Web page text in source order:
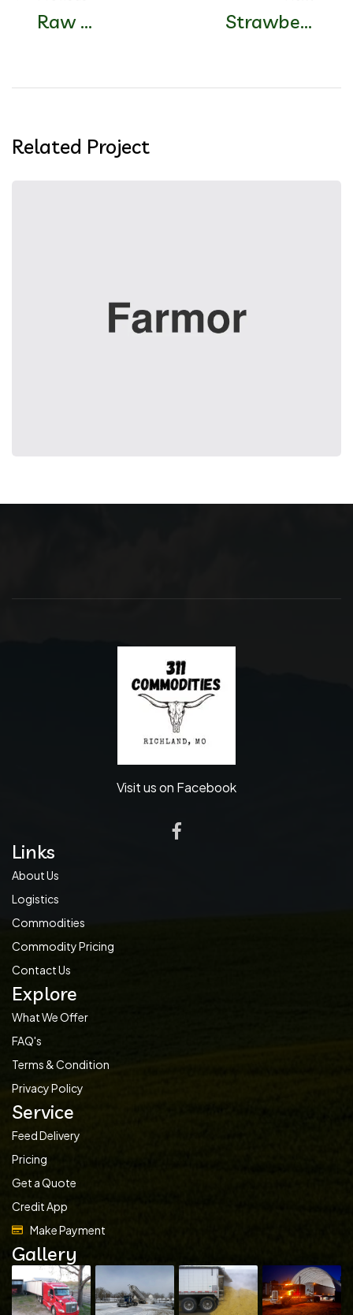
Raw
Strawberr
Related Project
It is a long established fact that reader will the
readable content
Visit us on Facebook
Links
About Us
Logistics
Commodities
Commodity Pricing
Contact Us
Explore
What We Offer
FAQ's
Terms & Condition
Privacy Policy
Service
Feed Delivery
Pricing
Get a Quote
Credit App
Make Payment
Gallery